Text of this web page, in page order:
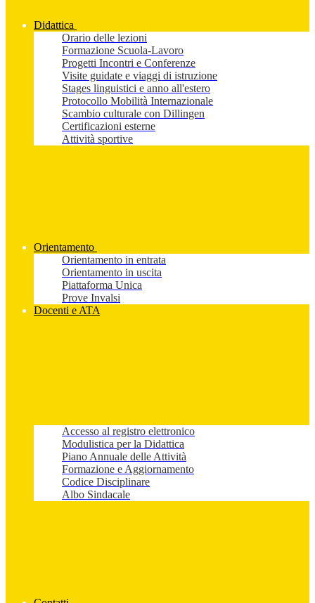
Didattica
Orario delle lezioni
Formazione Scuola-Lavoro
Progetti Incontri e Conferenze
Visite guidate e viaggi di istruzione
Stages linguistici e anno all'estero
Protocollo Mobilità Internazionale
Scambio culturale con Dillingen
Certificazioni esterne
Attività sportive
Orientamento
Orientamento in entrata
Orientamento in uscita
Piattaforma Unica
Prove Invalsi
Docenti e ATA
Accesso al registro elettronico
Modulistica per la Didattica
Piano Annuale delle Attività
Formazione e Aggiornamento
Codice Disciplinare
Albo Sindacale